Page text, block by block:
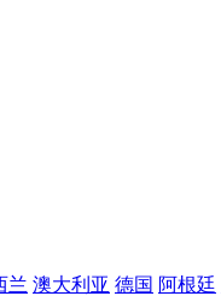
兰 澳大利亚 德国 阿根廷